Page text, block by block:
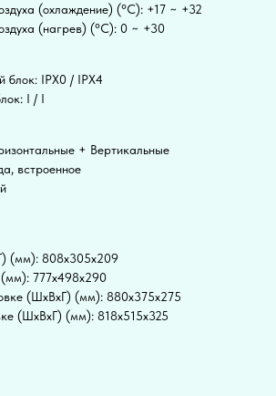
(охлаждение) (°C): +17 ~ +32
(нагрев) (°C): 0 ~ +30
блок: IPX0 / IPX4
I / I
+ Вертикальные
встроенное
(мм): 808x305x209
777x498x290
(ШxВxГ) (мм): 880x375x275
(ШxВxГ) (мм): 818x515x325